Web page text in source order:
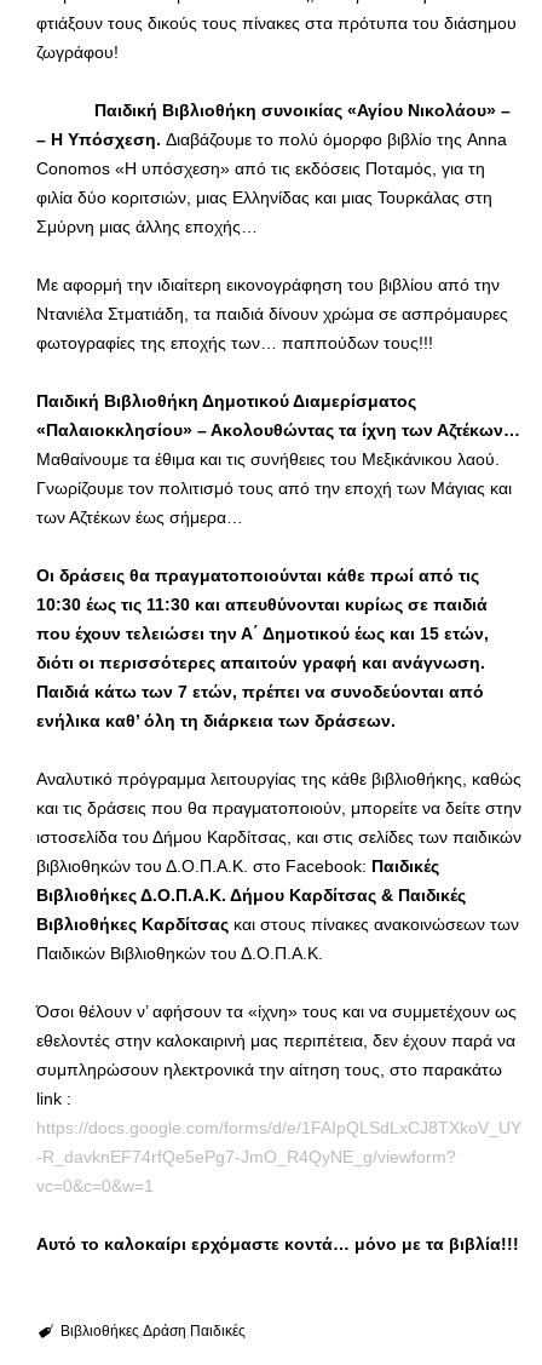
φτιάξουν τους δικούς τους πίνακες στα πρότυπα του διάσημου
ζωγράφου!
Παιδική Βιβλιοθήκη συνοικίας «Αγίου Νικολάου» –
– Η Υπόσχεση. Διαβάζουμε το πολύ όμορφο βιβλίο της Anna
Conomos «Η υπόσχεση» από τις εκδόσεις Ποταμός, για τη
φιλία δύο κοριτσιών, μιας Ελληνίδας και μιας Τουρκάλας στη
Σμύρνη μιας άλλης εποχής…
Με αφορμή την ιδιαίτερη εικονογράφηση του βιβλίου από την
Ντανιέλα Στματιάδη, τα παιδιά δίνουν χρώμα σε ασπρόμαυρες
φωτογραφίες της εποχής των… παππούδων τους!!!
Παιδική Βιβλιοθήκη Δημοτικού Διαμερίσματος
«Παλαιοκκλησίου» – Ακολουθώντας τα ίχνη των Αζτέκων…
Μαθαίνουμε τα έθιμα και τις συνήθειες του Μεξικάνικου λαού.
Γνωρίζουμε τον πολιτισμό τους από την εποχή των Μάγιας και
των Αζτέκων έως σήμερα…
Οι δράσεις θα πραγματοποιούνται κάθε πρωί από τις
10:30 έως τις 11:30 και απευθύνονται κυρίως σε παιδιά
που έχουν τελειώσει την Α΄ Δημοτικού έως και 15 ετών,
διότι οι περισσότερες απαιτούν γραφή και ανάγνωση.
Παιδιά κάτω των 7 ετών, πρέπει να συνοδεύονται από
ενήλικα καθ’ όλη τη διάρκεια των δράσεων.
Αναλυτικό πρόγραμμα λειτουργίας της κάθε βιβλιοθήκης, καθώς
και τις δράσεις που θα πραγματοποιούν, μπορείτε να δείτε στην
ιστοσελίδα του Δήμου Καρδίτσας, και στις σελίδες των παιδικών
βιβλιοθηκών του Δ.Ο.Π.Α.Κ. στο Facebook: Παιδικές
Βιβλιοθήκες Δ.Ο.Π.Α.Κ. Δήμου Καρδίτσας & Παιδικές
Βιβλιοθήκες Καρδίτσας και στους πίνακες ανακοινώσεων των
Παιδικών Βιβλιοθηκών του Δ.Ο.Π.Α.Κ.
Όσοι θέλουν ν’ αφήσουν τα «ίχνη» τους και να συμμετέχουν ως
εθελοντές στην καλοκαιρινή μας περιπέτεια, δεν έχουν παρά να
συμπληρώσουν ηλεκτρονικά την αίτηση τους, στο παρακάτω
link :
https://docs.google.com/forms/d/e/1FAIpQLSdLxCJ8TXkoV_UY
-R_davknEF74rfQe5ePg7-JmO_R4QyNE_g/viewform?
vc=0&c=0&w=1
Αυτό το καλοκαίρι ερχόμαστε κοντά… μόνο με τα βιβλία!!!
Βιβλιοθήκες Δράση Παιδικές